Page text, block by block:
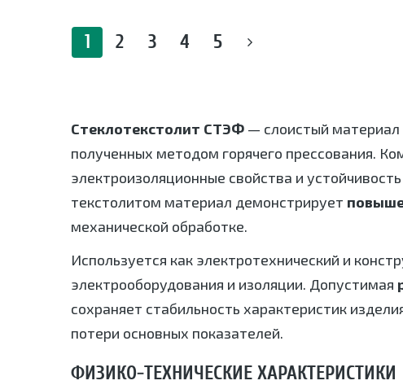
1 2 3 4 5
Стеклотекстолит СТЭФ — слоистый
полученных методом горячего прессования.
электроизоляционные свойства и
текстолитом материал демонстрирует
механической обработке.
Используется как электротехнический и
электрооборудования и изоляции. Допустимая
сохраняет стабильность характеристик
потери основных показателей.
ФИЗИКО-ТЕХНИЧЕСКИЕ ХАРАКТЕРИСТИКИ